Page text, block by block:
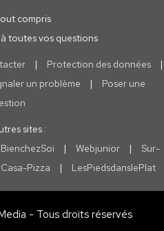
toutes vos questions
| Protection des données
|
un problème |
Poser une
sites :
BienchezSoi | Webjunior |
Sur-
Casa-Pizza | LesPiedsdanslePlat
- Tous droits réservés